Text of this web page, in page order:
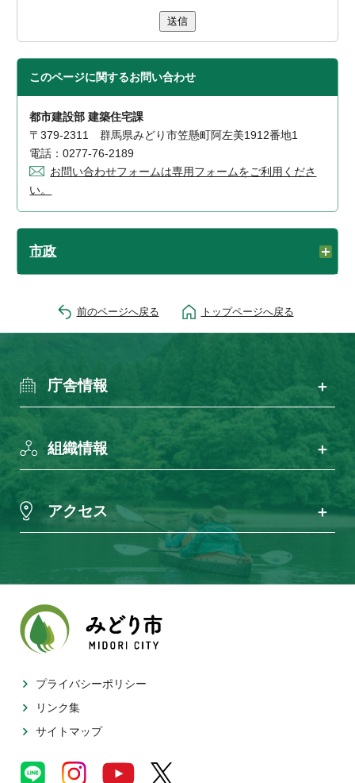
送信
このページに関するお問い合わせ
都市建設部 建築住宅課
〒379-2311 群馬県みどり市笠懸町阿左美1912番地1
電話：0277-76-2189
お問い合わせフォームは専用フォームをご利用くださ
い。
市政
前のページへ戻る トップページへ戻る
庁舎情報
組織情報
アクセス
プライバシーポリシー
リンク集
サイトマップ